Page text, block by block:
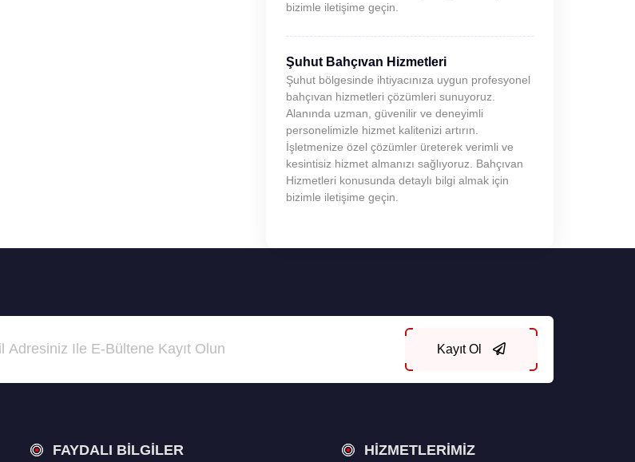
bizimle iletişime geçin.
Şuhut Bahçıvan Hizmetleri
Şuhut bölgesinde ihtiyacınıza uygun profesyonel
bahçıvan hizmetleri çözümleri sunuyoruz.
Alanında uzman, güvenilir ve deneyimli
personelimizle hizmet kalitenizi artırın.
İşletmenize özel çözümler üreterek verimli ve
kesintisiz hizmet almanızı sağlıyoruz. Bahçıvan
Hizmetleri konusunda detaylı bilgi almak için
bizimle iletişime geçin.
Kayıt Ol
FAYDALI BILGILER HIZMETLERIMIZ